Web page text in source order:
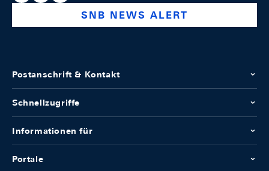
SNB NEWS ALERT
Postanschrift & Kontakt
Schnellzugriffe
Informationen für
Portale